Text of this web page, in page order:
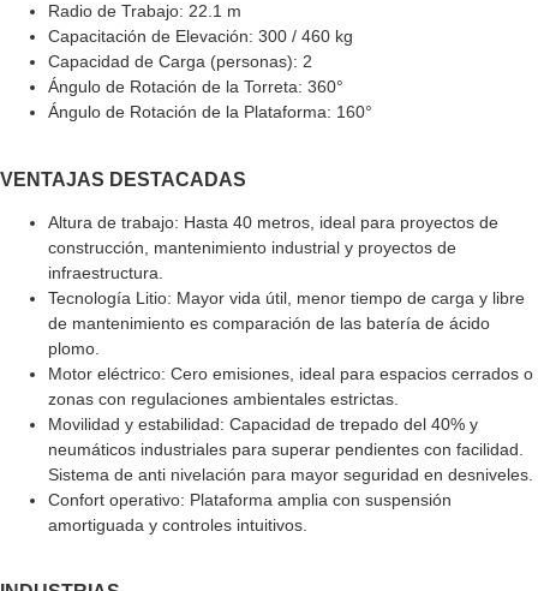
Radio de Trabajo: 22.1 m
Capacitación de Elevación: 300 / 460 kg
Capacidad de Carga (personas): 2
Ángulo de Rotación de la Torreta: 360°
Ángulo de Rotación de la Plataforma: 160°
VENTAJAS DESTACADAS
Altura de trabajo: Hasta 40 metros, ideal para proyectos de
construcción, mantenimiento industrial y proyectos de
infraestructura.
Tecnología Litio: Mayor vida útil, menor tiempo de carga y libre
de mantenimiento es comparación de las batería de ácido
plomo.
Motor eléctrico: Cero emisiones, ideal para espacios cerrados o
zonas con regulaciones ambientales estrictas.
Movilidad y estabilidad: Capacidad de trepado del 40% y
neumáticos industriales para superar pendientes con facilidad.
Sistema de anti nivelación para mayor seguridad en desniveles.
Confort operativo: Plataforma amplia con suspensión
amortiguada y controles intuitivos.